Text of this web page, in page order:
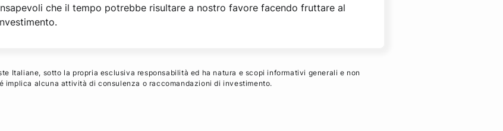
che il tempo potrebbe risultare a nostro favore facendo fruttare al
Italiane, sotto la propria esclusiva responsabilità ed ha natura e scopi informativi generali e non
implica alcuna attività di consulenza o raccomandazioni di investimento.